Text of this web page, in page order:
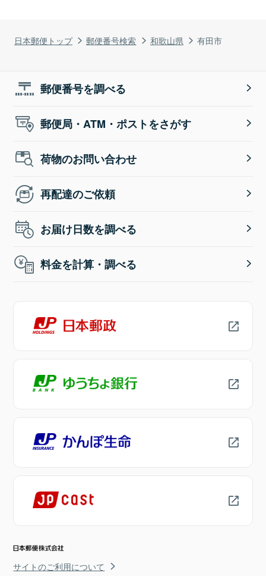
日本郵便トップ 郵便番号検索 和歌山県 有田市
郵便番号を調べる
郵便局・ATM・ポストをさがす
荷物のお問い合わせ
再配達のご依頼
お届け日数を調べる
料金を計算・調べる
サイトのご利用について